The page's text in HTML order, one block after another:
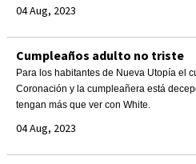
04 Aug, 2023
Cumpleaños adulto no triste
Para los habitantes de Nueva Utopía el
Coronación y la cumpleañera está
tengan más que ver con White.
04 Aug, 2023